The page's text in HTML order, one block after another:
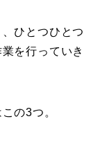
ひとつひとつ
を行っていき
の3つ。